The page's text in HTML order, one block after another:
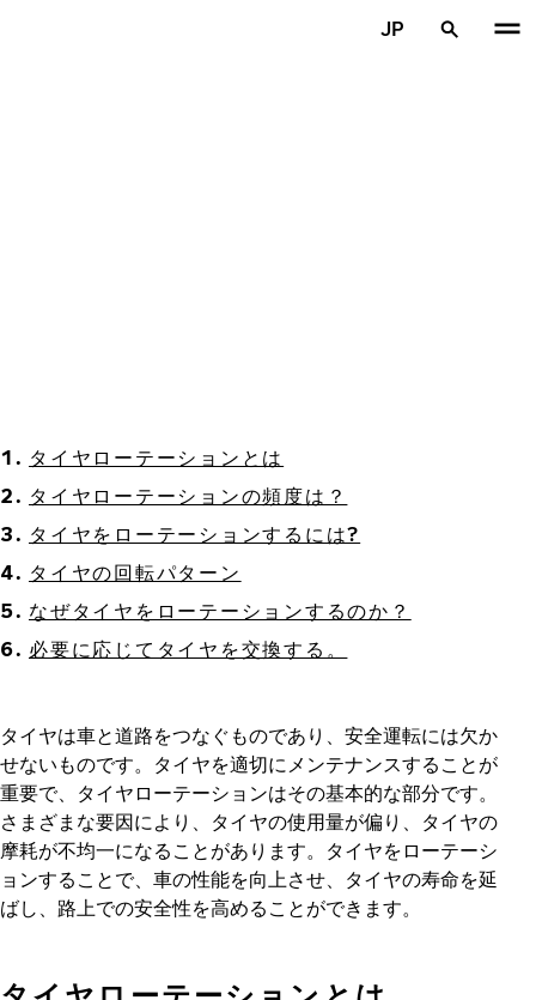
JP
タイヤローテーションとは
タイヤローテーションの頻度は？
タイヤをローテーションするには?
タイヤの回転パターン
なぜタイヤをローテーションするのか？
必要に応じてタイヤを交換する。
タイヤは車と道路をつなぐものであり、安全運転には欠か
せないものです。タイヤを適切にメンテナンスすることが
重要で、タイヤローテーションはその基本的な部分です。
さまざまな要因により、タイヤの使用量が偏り、タイヤの
摩耗が不均一になることがあります。タイヤをローテーシ
ョンすることで、車の性能を向上させ、タイヤの寿命を延
ばし、路上での安全性を高めることができます。